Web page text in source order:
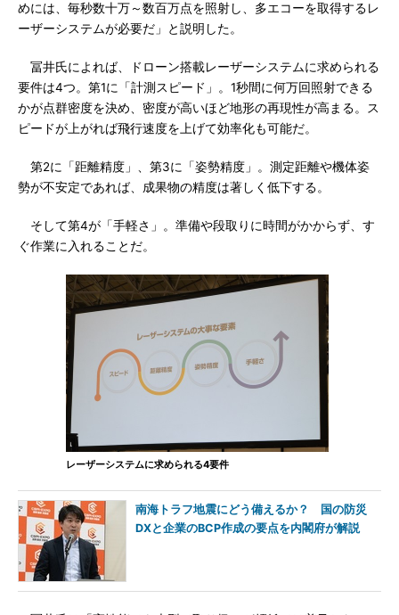
めには、毎秒数十万～数百万点を照射し、多エコーを取得するレ
ーザーシステムが必要だ」と説明した。
冨井氏によれば、ドローン搭載レーザーシステムに求められる
要件は4つ。第1に「計測スピード」。1秒間に何万回照射できる
かが点群密度を決め、密度が高いほど地形の再現性が高まる。ス
ピードが上がれば飛行速度を上げて効率化も可能だ。
第2に「距離精度」、第3に「姿勢精度」。測定距離や機体姿
勢が不安定であれば、成果物の精度は著しく低下する。
そして第4が「手軽さ」。準備や段取りに時間がかからず、す
ぐ作業に入れることだ。
レーザーシステムに求められる4要件
南海トラフ地震にどう備えるか？ 国の防災
DXと企業のBCP作成の要点を内閣府が解説